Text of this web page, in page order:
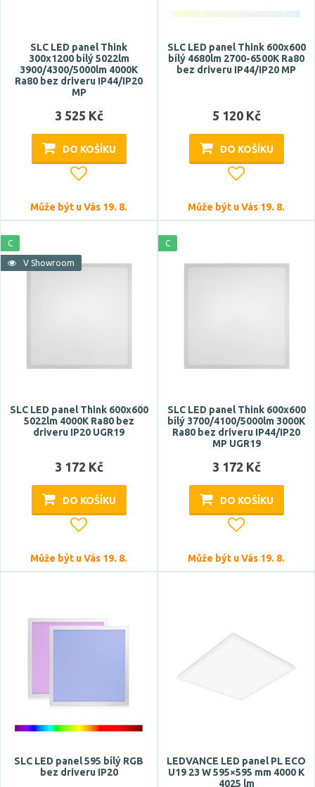
SLC LED panel Think
300x1200 bílý 5022lm
3900/4300/5000lm 4000K
Ra80 bez driveru IP44/IP20
MP
3 525 Kč
DO KOŠÍKU
Může být u Vás 19. 8.
SLC LED panel Think 600x600
bílý 4680lm 2700-6500K Ra80
bez driveru IP44/IP20 MP
5 120 Kč
DO KOŠÍKU
Může být u Vás 19. 8.
C
V Showroom
SLC LED panel Think 600x600
5022lm 4000K Ra80 bez
driveru IP20 UGR19
3 172 Kč
DO KOŠÍKU
Může být u Vás 19. 8.
C
SLC LED panel Think 600x600
bílý 3700/4100/5000lm 3000K
Ra80 bez driveru IP44/IP20
MP UGR19
3 172 Kč
DO KOŠÍKU
Může být u Vás 19. 8.
SLC LED panel 595 bílý RGB
bez driveru IP20
LEDVANCE LED panel PL ECO
U19 23 W 595×595 mm 4000 K
4025 lm